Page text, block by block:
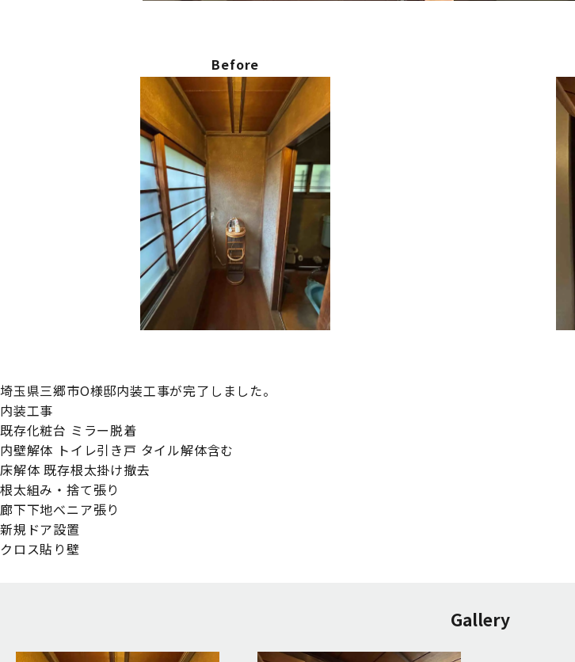
Before
埼玉県三郷市O様邸内装工事が完了しました。
内装工事
既存化粧台 ミラー脱着
内壁解体 トイレ引き戸 タイル解体含む
床解体 既存根太掛け撤去
根太組み・捨て張り
廊下下地べニア張り
新規ドア設置
クロス貼り壁
Gallery